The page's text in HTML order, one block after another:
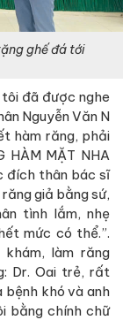
ghế đá tới
đã được nghe
Nguyễn Văn N
hàm răng, phải
HÀM MẶT NHA
đích thân bác sĩ
giả bằng sứ,
tình lắm, nhẹ
mức có thể.”.
khám, làm răng
Dr. Oai trẻ, rất
bệnh khó và anh
bằng chính chữ